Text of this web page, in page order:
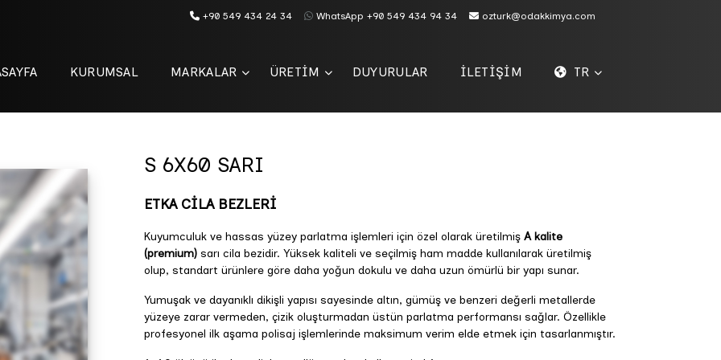
+90 549 434 24 34 WhatsApp +90 549 434 94 34 ozturk@odakkimya.com
KURUMSAL MARKALAR ÜRETİM DUYURULAR İLETİŞİM TR
S 6X60 SARI
ETKA CİLA BEZLERİ
Kuyumculuk ve hassas yüzey parlatma işlemleri için özel olarak üretilmiş A kalite
(premium) sarı cila bezidir. Yüksek kaliteli ve seçilmiş ham madde kullanılarak üretilmiş
olup, standart ürünlere göre daha yoğun dokulu ve daha uzun ömürlü bir yapı sunar.
Yumuşak ve dayanıklı dikişli yapısı sayesinde altın, gümüş ve benzeri değerli metallerde
yüzeye zarar vermeden, çizik oluşturmadan üstün parlatma performansı sağlar. Özellikle
profesyonel ilk aşama polisaj işlemlerinde maksimum verim elde etmek için tasarlanmıştır.